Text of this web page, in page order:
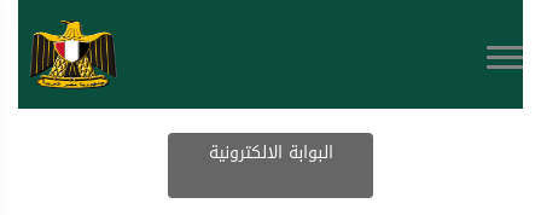
البوابة الالكترونية